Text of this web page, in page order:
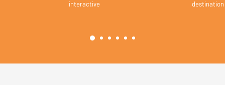
interactive
destination